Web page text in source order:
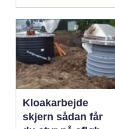
Kloakarbejde
skjern sådan får